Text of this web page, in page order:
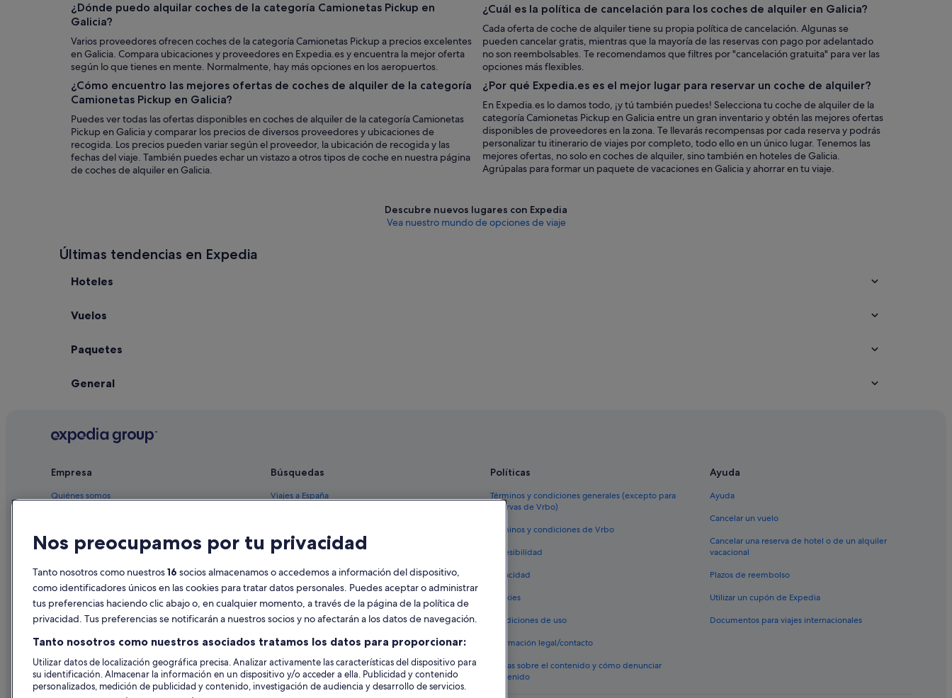
¿Dónde puedo alquilar coches de la categoría Camionetas Pickup en
Galicia?
Varios proveedores ofrecen coches de la categoría Camionetas Pickup a precios excelentes
en Galicia. Compara ubicaciones y proveedores en Expedia.es y encuentra la mejor oferta
según lo que tienes en mente. Normalmente, hay más opciones en los aeropuertos.
¿Cómo encuentro las mejores ofertas de coches de alquiler de la categoría
Camionetas Pickup en Galicia?
Puedes ver todas las ofertas disponibles en coches de alquiler de la categoría Camionetas
Pickup en Galicia y comparar los precios de diversos proveedores y ubicaciones de
recogida. Los precios pueden variar según el proveedor, la ubicación de recogida y las
fechas del viaje. También puedes echar un vistazo a otros tipos de coche en nuestra página
de coches de alquiler en Galicia.
¿Cuál es la política de cancelación para los coches de alquiler en Galicia?
Cada oferta de coche de alquiler tiene su propia política de cancelación. Algunas se
pueden cancelar gratis, mientras que la mayoría de las reservas con pago por adelantado
no son reembolsables. Te recomendamos que filtres por "cancelación gratuita" para ver las
opciones más flexibles.
¿Por qué Expedia.es es el mejor lugar para reservar un coche de alquiler?
En Expedia.es lo damos todo, ¡y tú también puedes! Selecciona tu coche de alquiler de la
categoría Camionetas Pickup en Galicia entre un gran inventario y obtén las mejores ofertas
disponibles de proveedores en la zona. Te llevarás recompensas por cada reserva y podrás
personalizar tu itinerario de viajes por completo, todo ello en un único lugar. Tenemos las
mejores ofertas, no solo en coches de alquiler, sino también en hoteles de Galicia.
Agrúpalas para formar un paquete de vacaciones en Galicia y ahorrar en tu viaje.
Descubre nuevos lugares con Expedia
Vea nuestro mundo de opciones de viaje
Últimas tendencias en Expedia
Hoteles
Vuelos
Paquetes
General
Empresa
Quiénes somos
Anuncia tu alojamiento
Prensa
Búsquedas
Viajes a España
Alquileres vacacionales España
Vuelos baratos en España
Alquiler de coches en España
Políticas
Términos y condiciones generales (excepto para
reservas de Vrbo)
Términos y condiciones de Vrbo
Accesibilidad
Privacidad
Cookies
Condiciones de uso
Información legal/contacto
Pautas sobre el contenido y cómo denunciar
contenido
Ayuda
Ayuda
Cancelar un vuelo
Cancelar una reserva de hotel o de un alquiler
vacacional
Plazos de reembolso
Utilizar un cupón de Expedia
Documentos para viajes internacionales
Nos preocupamos por tu privacidad
Tanto nosotros como nuestros16 socios almacenamos o accedemos a información del dispositivo,
como identificadores únicos en las cookies para tratar datos personales. Puedes aceptar o administrar
tus preferencias haciendo clic abajo o, en cualquier momento, a través de la página de la política de
privacidad. Tus preferencias se notificarán a nuestros socios y no afectarán a los datos de navegación.
Tanto nosotros como nuestros asociados tratamos los datos para proporcionar:
Utilizar datos de localización geográfica precisa. Analizar activamente las características del dispositivo para
su identificación. Almacenar la información en un dispositivo y/o acceder a ella. Publicidad y contenido
personalizados, medición de publicidad y contenido, investigación de audiencia y desarrollo de servicios.